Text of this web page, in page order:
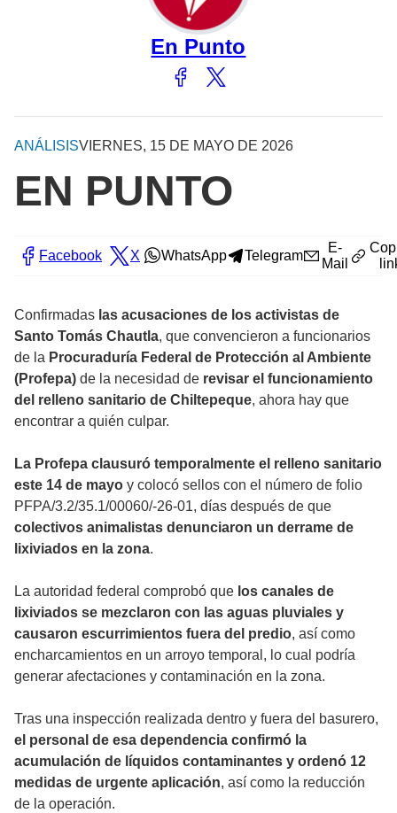
En Punto
ANÁLISISVIERNES, 15 DE MAYO DE 2026
EN PUNTO
Facebook X WhatsApp Telegram
E-
Mail
Confirmadas las acusaciones de los activistas de
Santo Tomás Chautla, que convencieron a funcionarios
de la Procuraduría Federal de Protección al Ambiente
(Profepa) de la necesidad de revisar el funcionamiento
del relleno sanitario de Chiltepeque, ahora hay que
encontrar a quién culpar.
La Profepa clausuró temporalmente el relleno sanitario
este 14 de mayo y colocó sellos con el número de folio
PFPA/3.2/35.1/00060/-26-01, días después de que
colectivos animalistas denunciaron un derrame de
lixiviados en la zona.
La autoridad federal comprobó que los canales de
lixiviados se mezclaron con las aguas pluviales y
causaron escurrimientos fuera del predio, así como
encharcamientos en un arroyo temporal, lo cual podría
generar afectaciones y contaminación en la zona.
Tras una inspección realizada dentro y fuera del basurero,
el personal de esa dependencia confirmó la
acumulación de líquidos contaminantes y ordenó 12
medidas de urgente aplicación, así como la reducción
de la operación.